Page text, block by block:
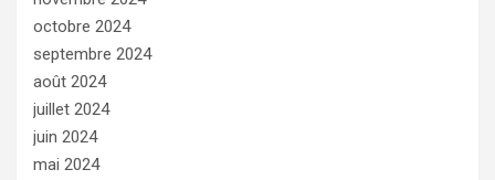
octobre 2024
septembre 2024
août 2024
juillet 2024
juin 2024
mai 2024